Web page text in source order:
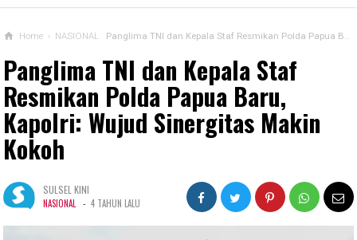
Home › NASIONAL Panglima TNI dan Kepala Staf Resmikan Polda Papua Baru, Kapolri: Wujud Sinergitas Makin Kokoh
Panglima TNI dan Kepala Staf
Resmikan Polda Papua Baru,
Kapolri: Wujud Sinergitas Makin
Kokoh
SULSEL KINI
NASIONAL - 4 TAHUN LALU